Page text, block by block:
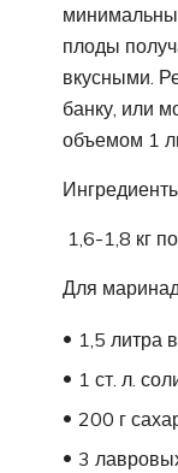
плоды
вкусными.
банку, или
объемом 1
1,6-1,8 кг
Для
1,5 литра
1 ст. л.
200 г
3